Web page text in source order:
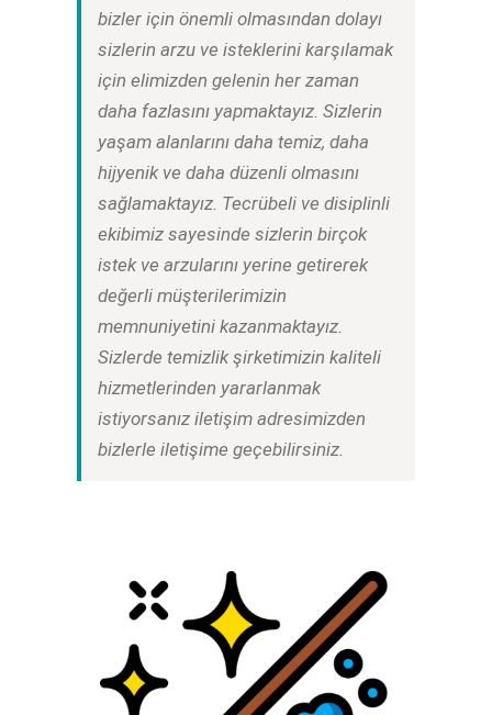
bizler için önemli olmasından dolayı
sizlerin arzu ve isteklerini karşılamak
için elimizden gelenin her zaman
daha fazlasını yapmaktayız. Sizlerin
yaşam alanlarını daha temiz, daha
hijyenik ve daha düzenli olmasını
sağlamaktayız. Tecrübeli ve disiplinli
ekibimiz sayesinde sizlerin birçok
istek ve arzularını yerine getirerek
değerli müşterilerimizin
memnuniyetini kazanmaktayız.
Sizlerde temizlik şirketimizin kaliteli
hizmetlerinden yararlanmak
istiyorsanız iletişim adresimizden
bizlerle iletişime geçebilirsiniz.